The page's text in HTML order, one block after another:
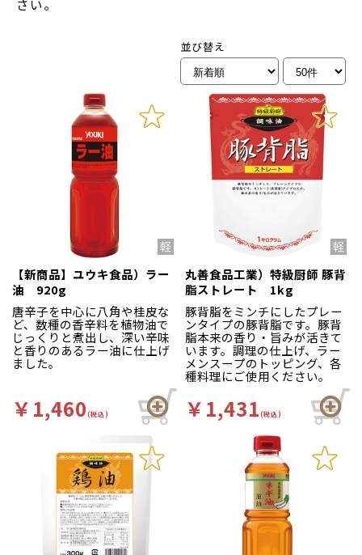
さい。
並び替え
【新商品】ユウキ食品）ラー
油 920g
唐辛子を中心に八角や桂皮な
ど、数種の香辛料を植物油で
じっくりと煮出し、深い辛味
と香りのあるラー油に仕上げ
ました。
￥1,460(税込)
丸善食品工業）特級厨師 豚背
脂ストレート 1kg
豚背脂をミンチにしたプレー
ンタイプの豚背脂です。豚背
脂本来の香り・旨みが活きて
います。調理の仕上げ、ラー
メンスープのトッピング、各
種料理にご使用ください。
￥1,431(税込)